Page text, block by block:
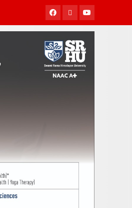
Facebook
TwitterYoutube